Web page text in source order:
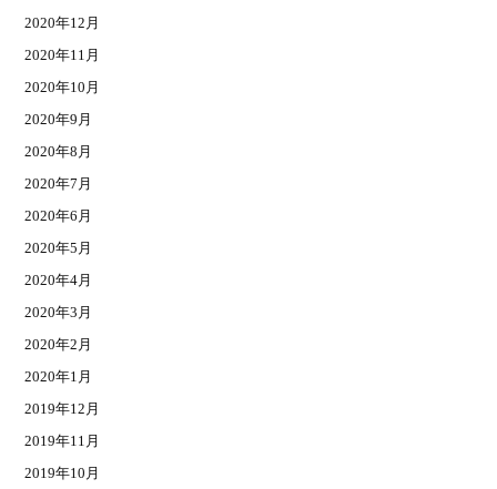
2020年12月
2020年11月
2020年10月
2020年9月
2020年8月
2020年7月
2020年6月
2020年5月
2020年4月
2020年3月
2020年2月
2020年1月
2019年12月
2019年11月
2019年10月